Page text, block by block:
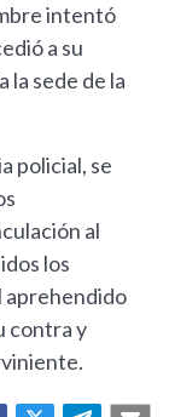
intentó
a su
la sede de la
policial, se
al
los
aprehendido
contra y